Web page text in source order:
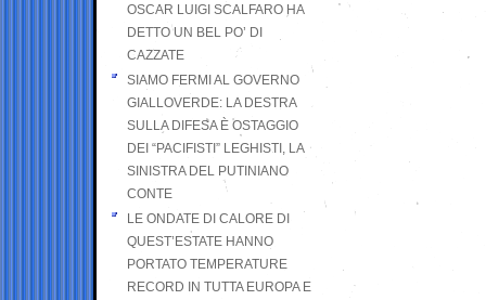
OSCAR LUIGI SCALFARO HA
DETTO UN BEL PO’ DI
CAZZATE
SIAMO FERMI AL GOVERNO
GIALLOVERDE: LA DESTRA
SULLA DIFESA È OSTAGGIO
DEI “PACIFISTI” LEGHISTI, LA
SINISTRA DEL PUTINIANO
CONTE
LE ONDATE DI CALORE DI
QUEST’ESTATE HANNO
PORTATO TEMPERATURE
RECORD IN TUTTA EUROPA E